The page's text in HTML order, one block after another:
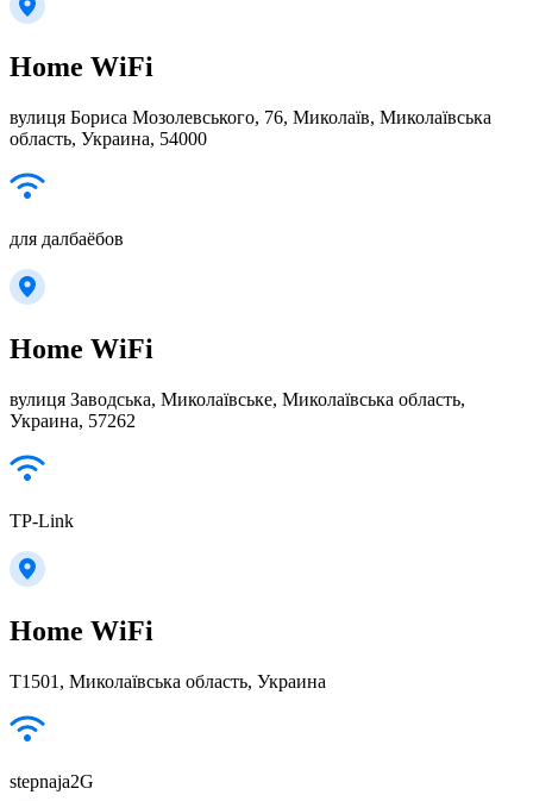
Home WiFi
вулиця Бориса Мозолевського, 76, Миколаїв, Миколаївська
область, Украина, 54000
для далбаёбов
Home WiFi
вулиця Заводська, Миколаївське, Миколаївська область,
Украина, 57262
TP-Link
Home WiFi
Т1501, Миколаївська область, Украина
stepnaja2G